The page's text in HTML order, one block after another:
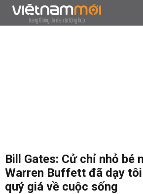
Bill Gates: Cử chỉ nhỏ bé
Warren Buffett đã dạy
quý giá về cuộc sống